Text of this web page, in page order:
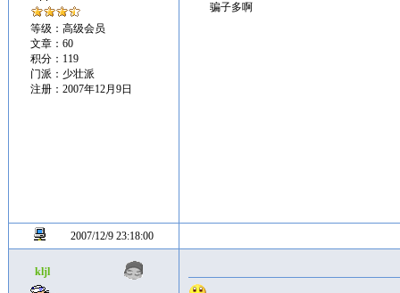
等级：高级会员
文章：60
积分：119
门派：少壮派
注册：2007年12月9日
骗子多啊
2007/12/9 23:18:00
kljl